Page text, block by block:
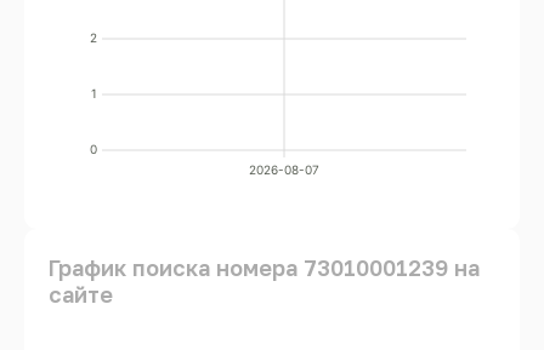
0
1
2
2026-08-07
График поиска номера 73010001239 на
сайте